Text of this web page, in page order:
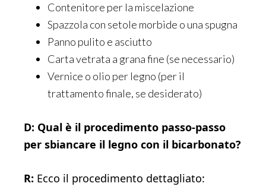
Contenitore per la miscelazione
Spazzola con setole morbide o una spugna
Panno pulito e asciutto
Carta vetrata a grana fine (se necessario)
Vernice o olio per legno (per il
trattamento finale, se desiderato)
D: Qual è il procedimento passo-passo
per sbiancare il legno con il bicarbonato?
R: Ecco il procedimento dettagliato: